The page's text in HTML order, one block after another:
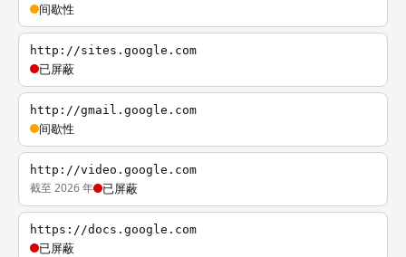
间歇性
http://sites.google.com
已屏蔽
http://gmail.google.com
间歇性
http://video.google.com
截至 2026 年 已屏蔽
https://docs.google.com
已屏蔽